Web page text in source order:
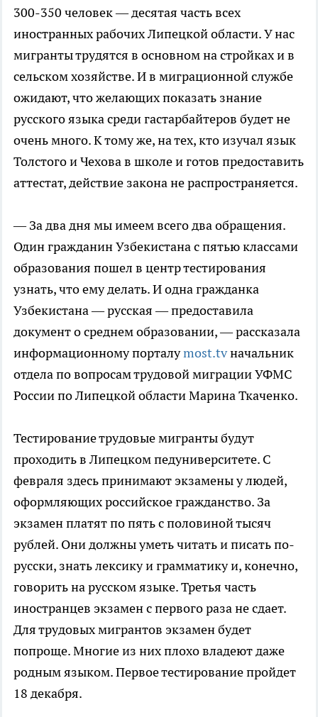
300-350 человек — десятая часть всех
иностранных рабочих Липецкой области. У нас
мигранты трудятся в основном на стройках и в
сельском хозяйстве. И в миграционной службе
ожидают, что желающих показать знание
русского языка среди гастарбайтеров будет не
очень много. К тому же, на тех, кто изучал язык
Толстого и Чехова в школе и готов предоставить
аттестат, действие закона не распространяется.
— За два дня мы имеем всего два обращения.
Один гражданин Узбекистана с пятью классами
образования пошел в центр тестирования
узнать, что ему делать. И одна гражданка
Узбекистана — русская — предоставила
документ о среднем образовании, — рассказала
информационному порталуmost.tvначальник
отдела по вопросам трудовой миграции УФМС
России по Липецкой области Марина Ткаченко.
Тестирование трудовые мигранты будут
проходить в Липецком педуниверситете. С
февраля здесь принимают экзамены у людей,
оформляющих российское гражданство. За
экзамен платят по пять с половиной тысяч
рублей. Они должны уметь читать и писать по-
русски, знать лексику и грамматику и, конечно,
говорить на русском языке. Третья часть
иностранцев экзамен с первого раза не сдает.
Для трудовых мигрантов экзамен будет
попроще. Многие из них плохо владеют даже
родным языком. Первое тестирование пройдет
18 декабря.